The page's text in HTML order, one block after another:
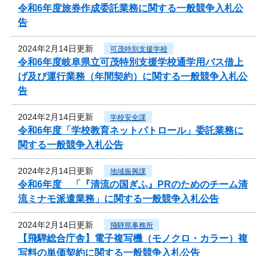
令和6年度旅券作成委託業務に関する一般競争入札公
告
2024年2月14日更新 可茂特別支援学校
令和6年度岐阜県立可茂特別支援学校通学用バス借上
げ及び運行業務（年間契約）に関する一般競争入札公
告
2024年2月14日更新 学校安全課
令和6年度「学校教育ネットパトロール」委託業務に
関する一般競争入札公告
2024年2月14日更新 地域振興課
令和6年度 「『清流の国ぎふ』PRのためのチーム清
流ミナモ派遣業務」に関する一般競争入札公告
2024年2月14日更新 飛騨県事務所
【飛騨総合庁舎】電子複写機（モノクロ・カラー）複
写料の単価契約に関する一般競争入札公告